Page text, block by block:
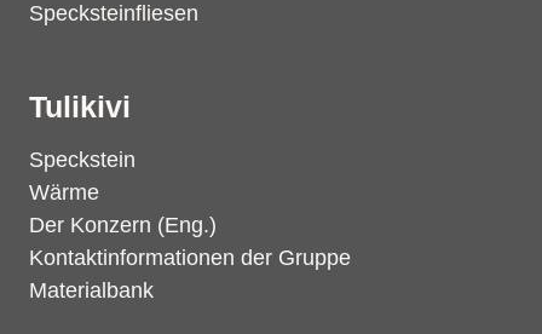
Specksteinfliesen
Tulikivi
Speckstein
Wärme
Der Konzern (Eng.)
Kontaktinformationen der Gruppe
Materialbank